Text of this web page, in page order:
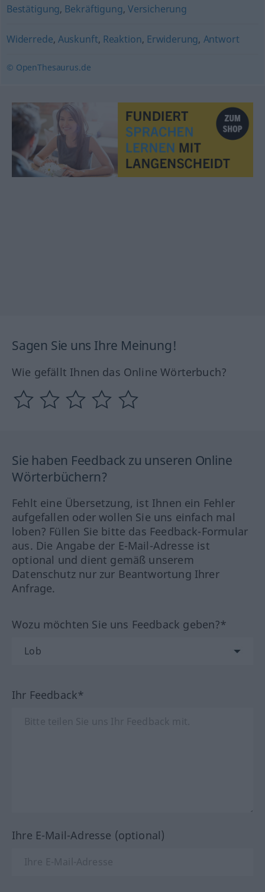
Bestätigung, Bekräftigung, Versicherung
Widerrede, Auskunft, Reaktion, Erwiderung, Antwort
© OpenThesaurus.de
Sagen Sie uns Ihre Meinung!
Wie gefällt Ihnen das Online Wörterbuch?
Sie haben Feedback zu unseren Online
Wörterbüchern?
Fehlt eine Übersetzung, ist Ihnen ein Fehler
aufgefallen oder wollen Sie uns einfach mal
loben? Füllen Sie bitte das Feedback-Formular
aus. Die Angabe der E-Mail-Adresse ist
optional und dient gemäß unserem
Datenschutz nur zur Beantwortung Ihrer
Anfrage.
Wozu möchten Sie uns Feedback geben?*
Ihr Feedback*
Ihre E-Mail-Adresse (optional)